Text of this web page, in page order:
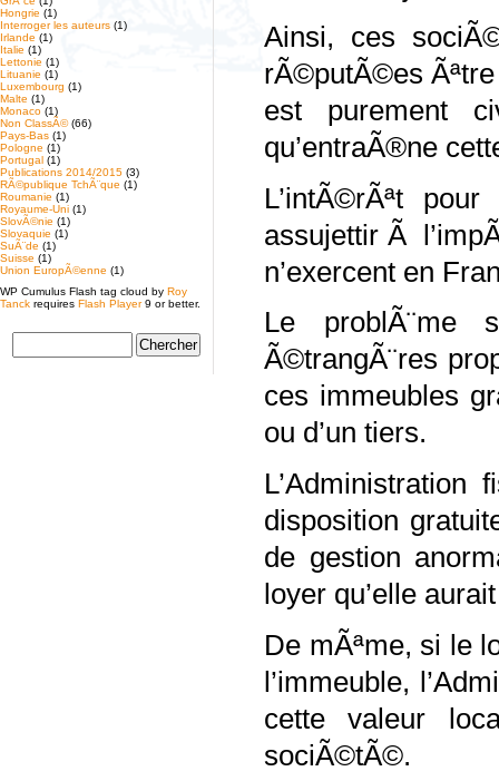
Hongrie (1)
Interroger les auteurs (1)
Irlande (1)
Italie (1)
Lettonie (1)
Lituanie (1)
Luxembourg (1)
Malte (1)
Monaco (1)
Non ClassÃ©(66)
Pays-Bas (1)
Pologne (1)
Portugal (1)
Publications 2014/2015 (3)
RÃ©publique TchÃ¨que (1)
Roumanie (1)
Royaume-Uni (1)
SlovÃ©nie (1)
Slovaquie (1)
SuÃ¨de (1)
Suisse (1)
Union EuropÃ©enne (1)
WP Cumulus Flash tag cloud by Roy
Tanck requires Flash Player9 or better.
Ainsi, ces
rÃ©putÃ©es
est purement
qu’entraÃ®ne
L’intÃ©rÃªt
assujettir Ã
n’exercent en
Le problÃ¨me
Ã©trangÃ¨res
ces immeubles
ou d’un tiers.
disposition
de gestion
loyer qu’elle
De mÃªme, si le
l’immeuble,
cette valeur
sociÃ©tÃ©.